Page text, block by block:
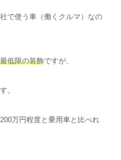
で使う車（働くクルマ）なの
低限の装飾ですが、
。
万円程度と乗用車と比べれ